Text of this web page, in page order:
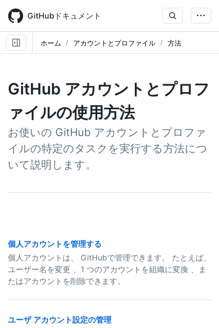
main
content
GitHubドキュメント
ホーム アカウントとプロファイル 方法
GitHub アカウントとプロフ
ァイルの使用方法
お使いの GitHub アカウントとプロファ
イルの特定のタスクを実行する方法につ
いて説明します。
個人アカウントを管理する
個人アカウントは、 GitHubで管理できます。 たとえば、
ユーザー名を変更 、1 つのアカウントを組織に変換 、ま
たはアカウントを削除できます。
ユーザ アカウント設定の管理